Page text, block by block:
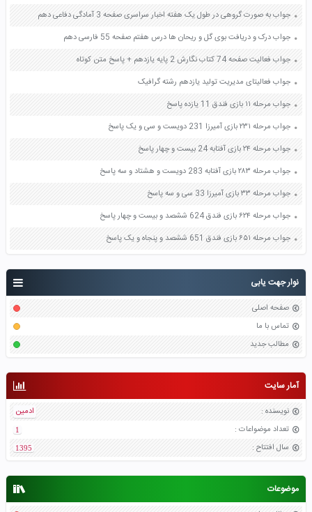
نوار جهت یابی
صفحه اصلی
تماس با ما
مطالب جدید
آمار سایت
نویسنده :
ادمین
تعداد موضواعات :
1
سال افتتاح :
1395
موضوعات
جواب به صورت گروهی در طول یک هفته اخبار سراسری صفحه 3 آمادگی دفاعی دهم
جواب درک و دریافت بوی گل و ریحان ها درس هفتم صفحه 55 فارسی دهم
جواب فعالیت صفحه 74 کتاب نگارش 2 پایه یازدهم + پاسخ متن کوتاه
جواب فعالیتای مدیریت تولید یازدهم رشته گرافیک
جواب مرحله ۱۱ بازی فندق 11 یازده پاسخ
جواب مرحله ۲۳۱ بازی آمیرزا 231 دویست و سی و یک پاسخ
جواب مرحله ۲۴ بازی آفتابه 24 بیست و چهار پاسخ
جواب مرحله ۲۸۳ بازی آفتابه 283 دویست و هشتاد و سه پاسخ
جواب مرحله ۳۳ بازی آمیرزا 33 سی و سه پاسخ
جواب مرحله ۶۲۴ بازی فندق 624 ششصد و بیست و چهار پاسخ
جواب مرحله ۶۵۱ بازی فندق 651 ششصد و پنجاه و یک پاسخ